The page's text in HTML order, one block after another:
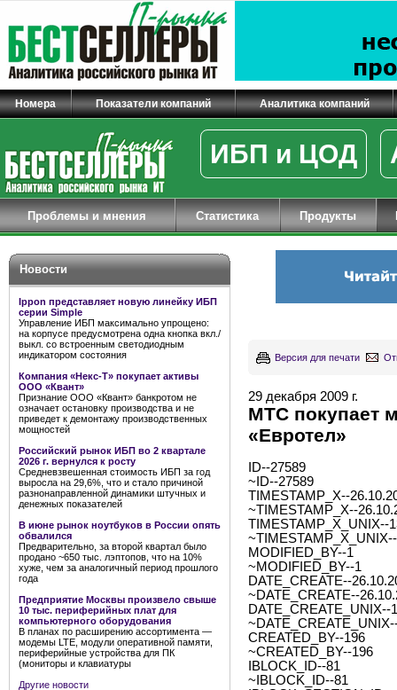
Номера Показатели компаний Аналитика компаний
ИБП и ЦОД
Проблемы и мнения Статистика Продукты
Новости
Ippon представляет новую линейку ИБП
серии Simple
Управление ИБП максимально упрощено:
на корпусе предусмотрена одна кнопка вкл./
выкл. со встроенным светодиодным
индикатором состояния
Компания «Некс-Т» покупает активы
ООО «Квант»
Признание ООО «Квант» банкротом не
означает остановку производства и не
приведет к демонтажу производственных
мощностей
Российский рынок ИБП во 2 квартале
2026 г. вернулся к росту
Средневзвешенная стоимость ИБП за год
выросла на 29,6%, что и стало причиной
разнонаправленной динамики штучных и
денежных показателей
В июне рынок ноутбуков в России опять
обвалился
Предварительно, за второй квартал было
продано ~650 тыс. лэптопов, что на 10%
хуже, чем за аналогичный период прошлого
года
Предприятие Москвы произвело свыше
10 тыс. периферийных плат для
компьютерного оборудования
В планах по расширению ассортимента —
модемы LTE, модули оперативной памяти,
периферийные устройства для ПК
(мониторы и клавиатуры
Другие новости
Версия для печати
29 декабря 2009 г.
МТС покупает
«Евротел»
ID--27589
~ID--27589
TIMESTAMP_X--
~TIMESTAMP_X--
TIMESTAMP_X_UNIX--
MODIFIED_BY--1
~MODIFIED_BY--1
DATE_CREATE--
~DATE_CREATE--
DATE_CREATE_UNIX--
CREATED_BY--196
~CREATED_BY--196
IBLOCK_ID--81
~IBLOCK_ID--81